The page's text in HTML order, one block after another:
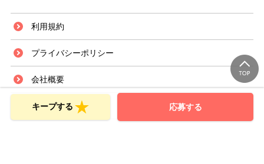
キープする 応募する
利用規約
プライバシーポリシー
会社概要
サイトマップ